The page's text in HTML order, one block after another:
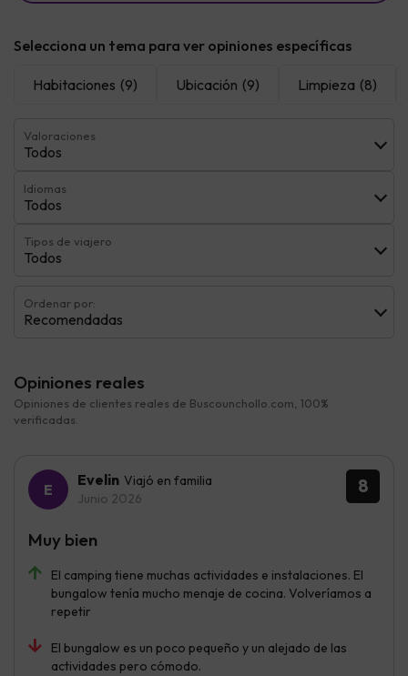
Selecciona un tema para ver opiniones específicas
Habitaciones (9) Ubicación (9) Limpieza (8)
Valoraciones
Todos
Idiomas
Todos
Tipos de viajero
Todos
Ordenar por:
Recomendadas
Opiniones reales
Opiniones de clientes reales de Buscounchollo.com, 100%
verificadas.
8
Evelin Viajó en familia
Junio 2026
El camping tiene muchas actividades e instalaciones. El
bungalow tenía mucho menaje de cocina. Volveríamos a
repetir
El bungalow es un poco pequeño y un alejado de las
actividades pero cómodo.
Muy bien